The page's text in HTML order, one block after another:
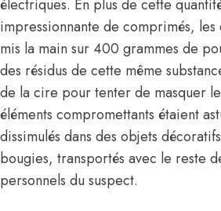
électriques. En plus de cette
impressionnante de comprimés, les
mis la main sur 400 grammes de
des résidus de cette même
de la cire pour tenter de masquer
éléments compromettants étaient
dissimulés dans des objets
bougies, transportés avec le reste
personnels du suspect.